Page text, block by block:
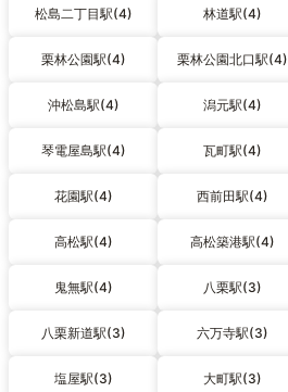
松島二丁目駅(4) 林道駅(4)
栗林公園駅(4) 栗林公園北口駅(4)
沖松島駅(4) 潟元駅(4)
琴電屋島駅(4) 瓦町駅(4)
花園駅(4) 西前田駅(4)
高松駅(4) 高松築港駅(4)
鬼無駅(4) 八栗駅(3)
八栗新道駅(3) 六万寺駅(3)
塩屋駅(3) 大町駅(3)